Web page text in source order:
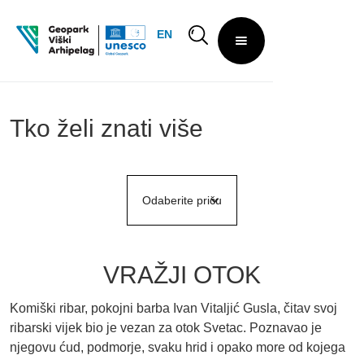
EN
Tko želi znati više
Odaberite priču
VRAŽJI OTOK
Komiški ribar, pokojni barba Ivan Vitaljić Gusla, čitav svoj
ribarski vijek bio je vezan za otok Svetac. Poznavao je
njegovu ćud, podmorje, svaku hrid i opako more od kojega